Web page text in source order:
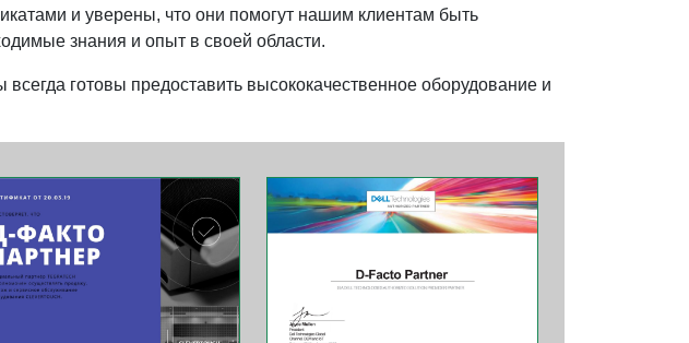
и уверены, что они помогут нашим клиентам быть
знания и опыт в своей области.
готовы предоставить высококачественное оборудование и